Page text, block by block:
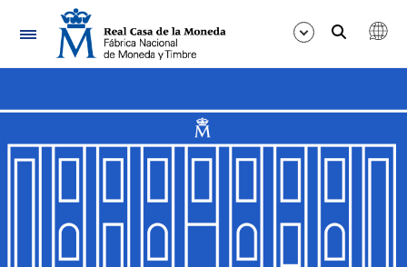
Navegación
Mostrar/Ocultar
Mostrar/Ocultar
Mostrar/Ocultar